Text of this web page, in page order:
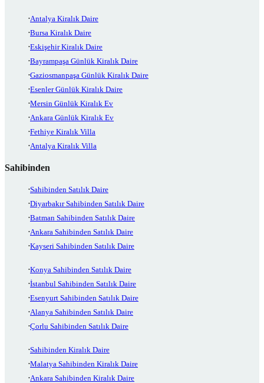
Antalya Kiralık Daire
Bursa Kiralık Daire
Eskişehir Kiralık Daire
Bayrampaşa Günlük Kiralık Daire
Gaziosmanpaşa Günlük Kiralık Daire
Esenler Günlük Kiralık Daire
Mersin Günlük Kiralık Ev
Ankara Günlük Kiralık Ev
Fethiye Kiralık Villa
Antalya Kiralık Villa
Sahibinden
Sahibinden Satılık Daire
Diyarbakır Sahibinden Satılık Daire
Batman Sahibinden Satılık Daire
Ankara Sahibinden Satılık Daire
Kayseri Sahibinden Satılık Daire
Konya Sahibinden Satılık Daire
İstanbul Sahibinden Satılık Daire
Esenyurt Sahibinden Satılık Daire
Alanya Sahibinden Satılık Daire
Çorlu Sahibinden Satılık Daire
Sahibinden Kiralık Daire
Malatya Sahibinden Kiralık Daire
Ankara Sahibinden Kiralık Daire